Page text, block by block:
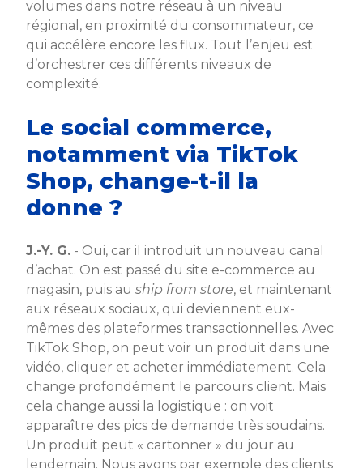
volumes dans notre réseau à un niveau
régional, en proximité du consommateur, ce
qui accélère encore les flux. Tout l’enjeu est
d’orchestrer ces différents niveaux de
complexité.
Le social commerce,
notamment via TikTok
Shop, change-t-il la
donne ?
J.-Y. G. - Oui, car il introduit un nouveau canal
d’achat. On est passé du site e-commerce au
magasin, puis au ship from store, et maintenant
aux réseaux sociaux, qui deviennent eux-
mêmes des plateformes transactionnelles. Avec
TikTok Shop, on peut voir un produit dans une
vidéo, cliquer et acheter immédiatement. Cela
change profondément le parcours client. Mais
cela change aussi la logistique : on voit
apparaître des pics de demande très soudains.
Un produit peut « cartonner » du jour au
lendemain. Nous avons par exemple des clients